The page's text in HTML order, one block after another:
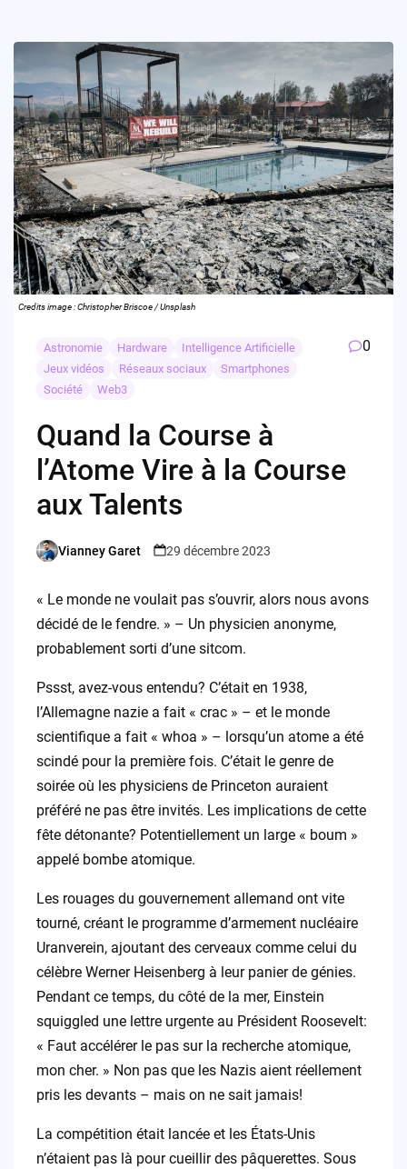
Credits image : Christopher Briscoe / Unsplash
Astronomie Hardware
Intelligence Artificielle
Jeux vidéos
Réseaux sociaux
Smartphones
Société
Web3
0
Quand la Course à
l’Atome Vire à la Course
aux Talents
Posted
Vianney Garet 29 décembre 2023
« Le monde ne voulait pas s’ouvrir, alors nous avons
décidé de le fendre. » – Un physicien anonyme,
probablement sorti d’une sitcom.
Pssst, avez-vous entendu? C’était en 1938,
l’Allemagne nazie a fait « crac » – et le monde
scientifique a fait « whoa » – lorsqu’un atome a été
scindé pour la première fois. C’était le genre de
soirée où les physiciens de Princeton auraient
préféré ne pas être invités. Les implications de cette
fête détonante? Potentiellement un large « boum »
appelé bombe atomique.
Les rouages du gouvernement allemand ont vite
tourné, créant le programme d’armement nucléaire
Uranverein, ajoutant des cerveaux comme celui du
célèbre Werner Heisenberg à leur panier de génies.
Pendant ce temps, du côté de la mer, Einstein
squiggled une lettre urgente au Président Roosevelt:
« Faut accélérer le pas sur la recherche atomique,
mon cher. » Non pas que les Nazis aient réellement
pris les devants – mais on ne sait jamais!
La compétition était lancée et les États-Unis
n’étaient pas là pour cueillir des pâquerettes. Sous